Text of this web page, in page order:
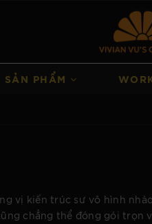
SẢN PHẨM
vị kiến trúc sư vô hình
chẳng thể đóng gói trọn